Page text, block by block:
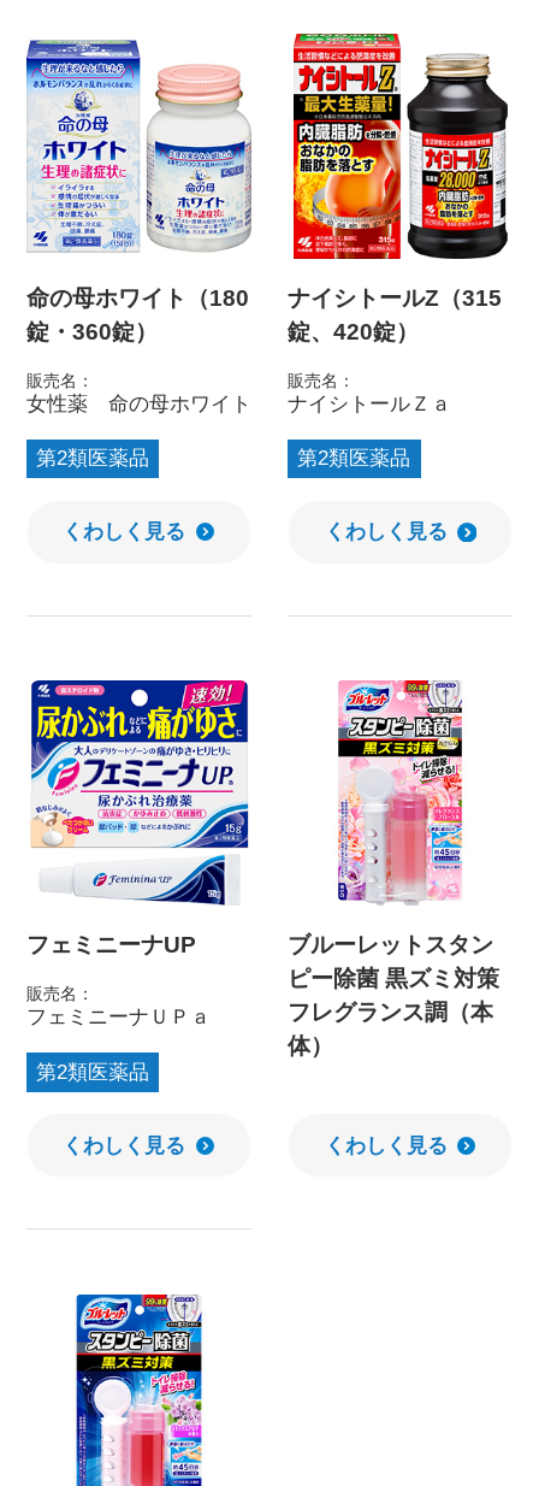
命の母ホワイト（180
錠・360錠）
販売名：
女性薬 命の母ホワイト
第2類医薬品
くわしく見る
ナイシトールZ（315
錠、420錠）
販売名：
ナイシトールＺａ
第2類医薬品
くわしく見る
フェミニーナUP
販売名：
フェミニーナＵＰａ
第2類医薬品
くわしく見る
ブルーレットスタン
ピー除菌 黒ズミ対策
フレグランス調（本
体）
くわしく見る